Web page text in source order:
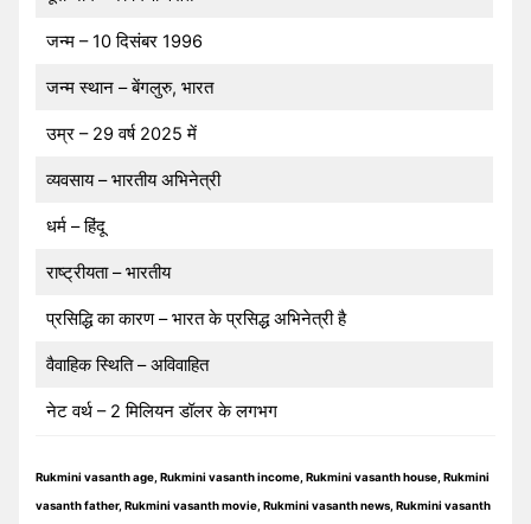
जन्म – 10 दिसंबर 1996
जन्म स्थान – बेंगलुरु, भारत
उम्र – 29 वर्ष 2025 में
व्यवसाय – भारतीय अभिनेत्री
धर्म – हिंदू
राष्ट्रीयता – भारतीय
प्रसिद्धि का कारण – भारत के प्रसिद्ध अभिनेत्री है
वैवाहिक स्थिति – अविवाहित
नेट वर्थ – 2 मिलियन डॉलर के लगभग
Rukmini vasanth age, Rukmini vasanth income, Rukmini vasanth house, Rukmini
vasanth father, Rukmini vasanth movie, Rukmini vasanth news, Rukmini vasanth